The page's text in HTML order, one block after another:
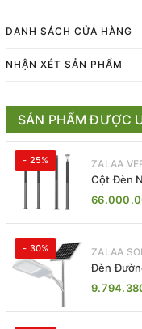
DANH SÁCH CỬA HÀNG
NHẬN XÉT SẢN PHẨM
SẢN PHẨM ĐƯỢC
- 25% ZALAA
Cột Đèn
ZSR-
- 30% ZALAA
Đèn
Khiển